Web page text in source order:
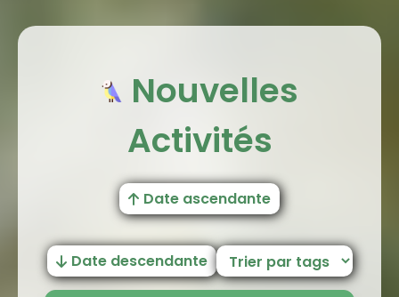
Nouvelles
Activités
Date ascendante
Date descendante